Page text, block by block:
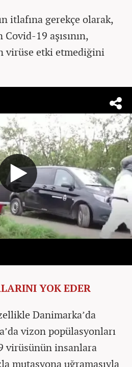
itlafına gerekçe olarak,
19 aşısının,
virüse etki etmediğini
YOK EDER
Danimarka’da
vizon popülasyonları
virüsünün insanlara
mutasyona uğramasıyla